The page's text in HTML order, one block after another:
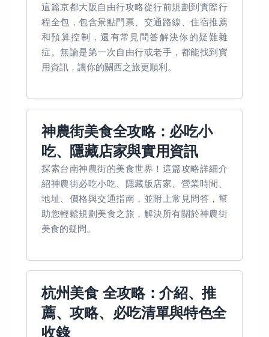
這篇京都大阪自由行攻略從行前規劃到實際行
程全包，包含景點門票、交通路線、住宿推薦
和預算控制，還有常見問答解決你的疑難雜
症。無論是第一次自由行或老手，都能找到實
用資訊，讓你的關西之旅更順利。
神農街美食全攻略：必吃小
吃、隱藏店家與實用資訊
探索台南神農街的美食世界！這篇攻略詳細介
紹神農街必吃小吃、隱藏版店家、營業時間、
地址、價格與交通指南，並附上常見問答，幫
助您輕鬆規劃美食之旅，解決所有關於神農街
美食的疑問。
杭州美食 全攻略：介紹、推
薦、攻略、必吃清單與特色全
收錄